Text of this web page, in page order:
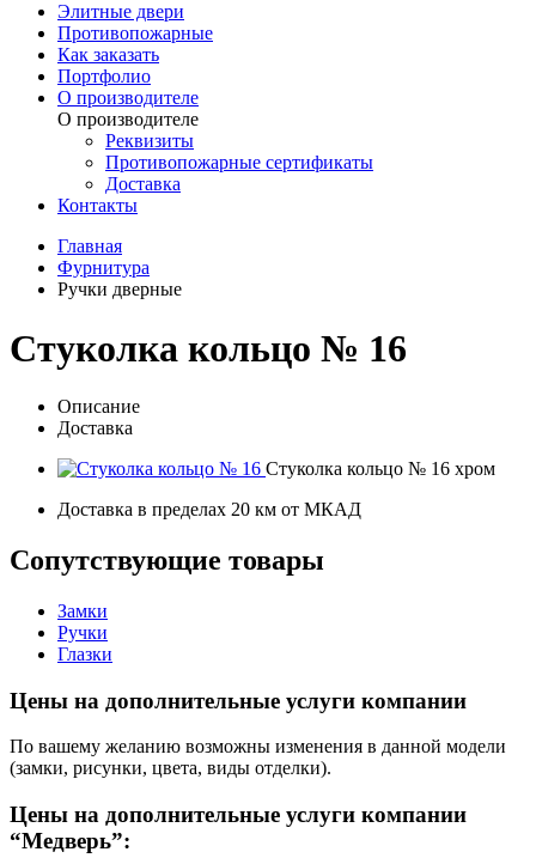
Элитные двери
Противопожарные
Как заказать
Портфолио
О производителе
О производителе
Реквизиты
Противопожарные сертификаты
Доставка
Контакты
Главная
Фурнитура
Ручки дверные
Стуколка кольцо № 16
Описание
Доставка
Стуколка кольцо № 16 хром
Доставка в пределах 20 км от МКАД
Сопутствующие товары
Замки
Ручки
Глазки
Цены на дополнительные услуги компании
По вашему желанию возможны изменения в данной модели
(замки, рисунки, цвета, виды отделки).
Цены на дополнительные услуги компании
“Медверь”: